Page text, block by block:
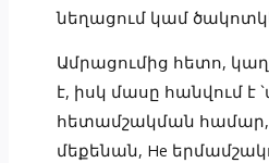
նեղացում կամ
Ամրացումից հետո,
է, իսկ մասը հանվում
հետամշակման համար,
մեքենան, He